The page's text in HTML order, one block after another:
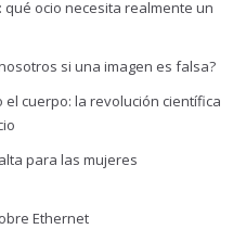
ocio necesita realmente un
si una imagen es falsa?
el cuerpo: la revolución científica
para las mujeres
Ethernet